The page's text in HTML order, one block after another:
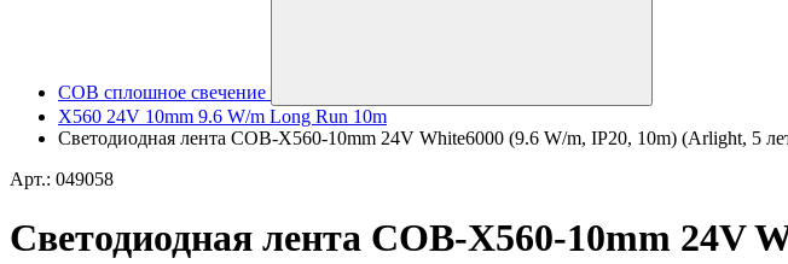
COB сплошное свечение
X560 24V 10mm 9.6 W/m Long Run 10m
Светодиодная лента COB-X560-10mm 24V White6000 (9.6 W/m, IP20, 10m) (Arlight, 5
Арт.: 049058
Светодиодная лента COB-X560-10mm 24V